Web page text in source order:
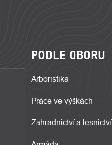
PODLE OBORU
Arboristika
Práce ve výškách
Zahradnictví a lesnictví